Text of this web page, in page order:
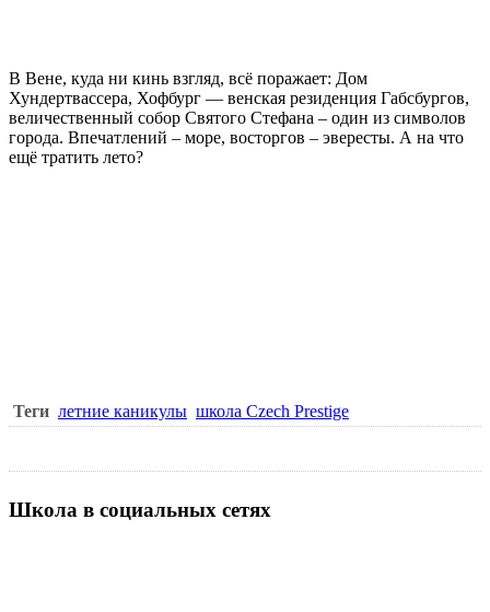
В Вене, куда ни кинь взгляд, всё поражает: Дом
Хундертвассера, Хофбург — венская резиденция Габсбургов,
величественный собор Святого Стефана – один из символов
города. Впечатлений – море, восторгов – эвересты. А на что
ещё тратить лето?
Теги летние каникулы школа Czech Prestige
Школа в социальных сетях